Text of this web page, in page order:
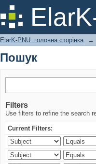
Пошук
ElarK-PNU: головна сторінка →
Пошук
Filters
Use filters to refine the search
Current Filters: